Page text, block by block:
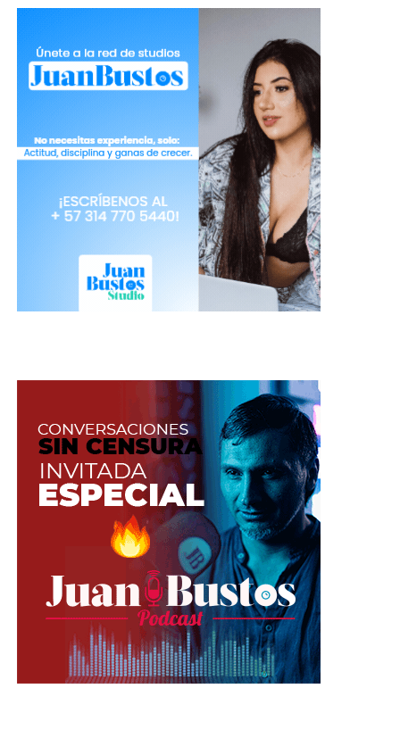
vida
El maquillaje además de ser tu gran aliado, son
productos que requieren de ciertos cuidados para
Para usarlas, solo debemos tomar una al azar y
dejar que nuestros conocimientos demaquillaje
fluyan, así como la creatividad. Es ideal para
arreglarnos si tenemos poco tiempo pues no
facilita bastante el proceso y puede ser nuestra
amiga en momentos donde necesitemos algo
muy elaborado o sencillo gracias a la versatilidad
Si las usas durante tus shows seguramente algún
curioso preguntará como es que te
maquillas con un «macarrón», algo bastante
bueno para comenzar la interacción.